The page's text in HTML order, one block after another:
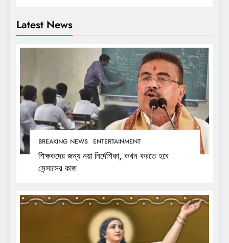
Latest News
BREAKING NEWS ENTERTAINMENT
শিক্ষকদের জন্য নয়া নির্দেশিকা, কখন করতে হবে
সেন্সাসের কাজ